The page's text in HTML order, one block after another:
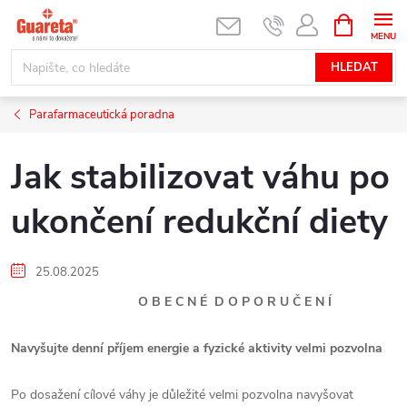
obsah
HLEDAT
NÁKUPNÍ
KOŠÍK
Parafarmaceutická poradna
Jak stabilizovat váhu po
ukončení redukční diety
25.08.2025
O B E C N É D O P O R U Č E N Í
Navyšujte denní příjem energie a fyzické aktivity velmi pozvolna
Po dosažení cílové váhy je důležité velmi pozvolna navyšovat